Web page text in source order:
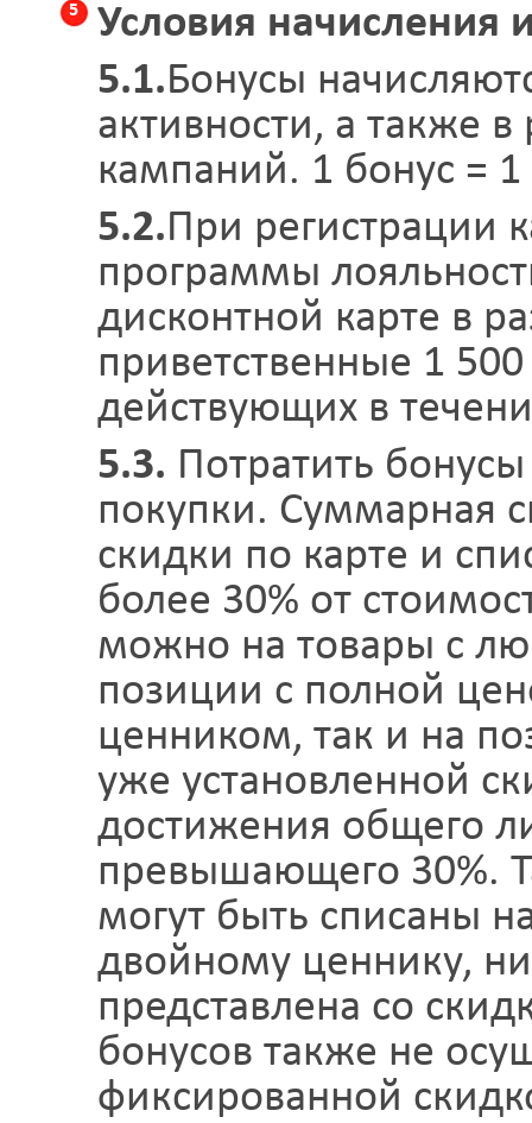
5
Условия начисления
5.1.Бонусы
активности, а также
кампаний. 1 бонус = 1
5.2.При регистрации
программы
дисконтной карте в
приветственные 1
действующих в
5.3. Потратить
покупки. Суммарная
скидки по карте и
более 30% от
можно на товары с
позиции с полной
ценником, так и на
уже установленной
достижения общего
превышающего 30%.
могут быть списаны
двойному ценнику,
представлена со
бонусов также не
фиксированной